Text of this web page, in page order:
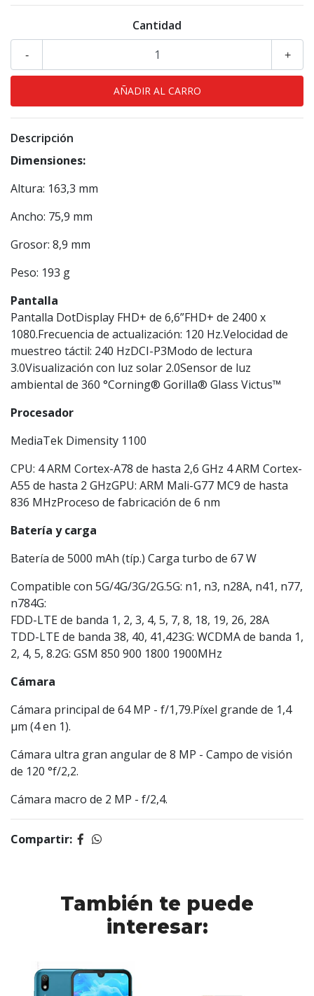
Cantidad
+
-
Descripción
Dimensiones:
Altura: 163,3 mm
Ancho: 75,9 mm
Grosor: 8,9 mm
Peso: 193 g
Pantalla
Pantalla DotDisplay FHD+ de 6,6”FHD+ de 2400 x
1080.Frecuencia de actualización: 120 Hz.Velocidad de
muestreo táctil: 240 HzDCI-P3Modo de lectura
3.0Visualización con luz solar 2.0Sensor de luz
ambiental de 360 °Corning® Gorilla® Glass Victus™
Procesador
MediaTek Dimensity 1100
CPU: 4 ARM Cortex-A78 de hasta 2,6 GHz 4 ARM Cortex-
A55 de hasta 2 GHzGPU: ARM Mali-G77 MC9 de hasta
836 MHzProceso de fabricación de 6 nm
Batería y carga
Batería de 5000 mAh (típ.) Carga turbo de 67 W
Compatible con 5G/4G/3G/2G.5G: n1, n3, n28A, n41, n77,
n784G:
FDD-LTE de banda 1, 2, 3, 4, 5, 7, 8, 18, 19, 26, 28A
TDD-LTE de banda 38, 40, 41,423G: WCDMA de banda 1,
2, 4, 5, 8.2G: GSM 850 900 1800 1900MHz
Cámara
Cámara principal de 64 MP - f/1,79.Píxel grande de 1,4
μm (4 en 1).
Cámara ultra gran angular de 8 MP - Campo de visión
de 120 °f/2,2.
Cámara macro de 2 MP - f/2,4.
Compartir:
También te puede
interesar: